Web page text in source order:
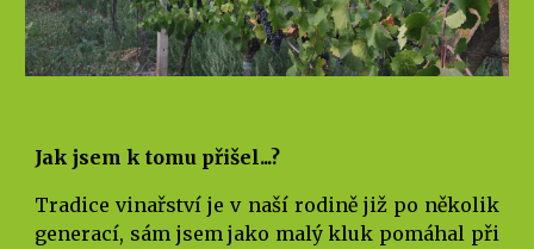
Jak jsem k tomu přišel...?
Tradice vinařství je v naší rodině již po několik
generací, sám jsem jako malý kluk pomáhal při